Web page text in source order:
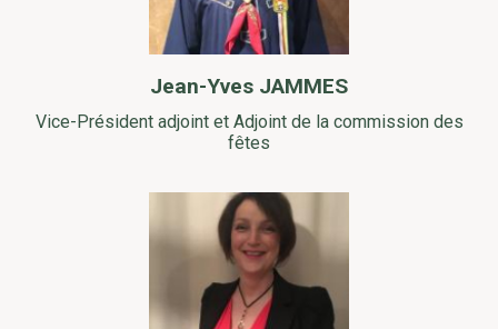
Jean-Yves JAMMES
Vice-Président adjoint et Adjoint de la commission des
fêtes